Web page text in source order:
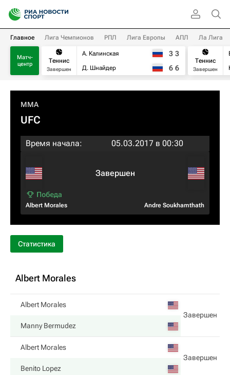
Главное Лига Чемпионов РПЛ Лига Европы АПЛ Ла Лига
Матч-
центр
Теннис
Завершен
А. Калинская
Д. Шнайдер
3 3
6 6
Теннис
Завершен
MMA
UFC
Время начала: 05.03.2017 в 00:30
Albert Morales
Завершен
Andre Soukhamthath
Статистика
Albert Morales
Albert Morales
Завершен
Manny Bermudez
Albert Morales
Завершен
Benito Lopez